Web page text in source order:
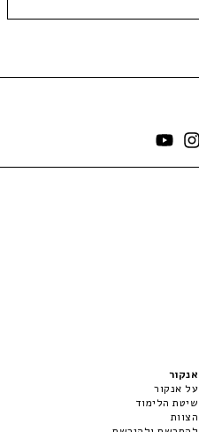
אנקור
על אנקור
שיטת הלימוד
הצוות